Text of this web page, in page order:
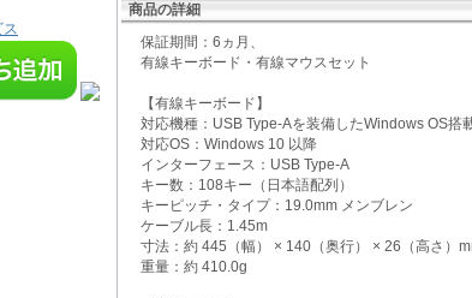
商品の詳細
保証期間：6ヵ月、
有線キーボード・有線マウスセット
【有線キーボード】
対応機種：USB Type-Aを装備したWindows OS搭
対応OS：Windows 10 以降
インターフェース：USB Type-A
キー数：108キー（日本語配列）
キーピッチ・タイプ：19.0mm メンブレン
ケーブル長：1.45m
寸法：約 445（幅） × 140（奥行） × 26（高さ）
重量：約 410.0g